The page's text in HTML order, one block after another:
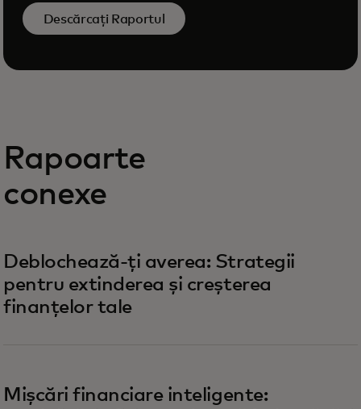
Descărcați Raportul
Rapoarte
conexe
Deblochează-ți averea: Strategii
pentru extinderea și creșterea
finanțelor tale
Mișcări financiare inteligente: